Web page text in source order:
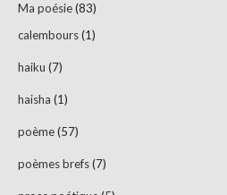
Ma poésie(83)
calembours(1)
haiku (7)
haisha (1)
poème(57)
poèmes brefs(7)